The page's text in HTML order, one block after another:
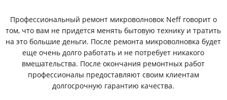
Профессиональный ремонт микроволновок Neff говорит о
том, что вам не придется менять бытовую технику и тратить
на это большие деньги. После ремонта микроволновка будет
еще очень долго работать и не потребует никакого
вмешательства. После окончания ремонтных работ
профессионалы предоставляют своим клиентам
долгосрочную гарантию качества.